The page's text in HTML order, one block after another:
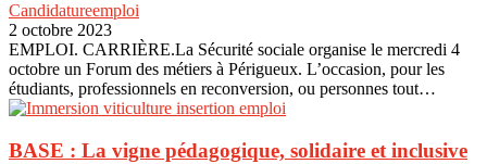
Candidatureemploi
2 octobre 2023
EMPLOI. CARRIÈRE.La Sécurité sociale organise le mercredi 4
octobre un Forum des métiers à Périgueux. L’occasion, pour les
étudiants, professionnels en reconversion, ou personnes tout…
BASE : La vigne pédagogique, solidaire et inclusive